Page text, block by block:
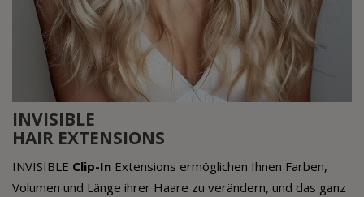
INVISIBLE
HAIR EXTENSIONS
INVISIBLE Clip-In Extensions ermöglichen Ihnen Farben,
Volumen und Länge ihrer Haare zu verändern, und das ganz